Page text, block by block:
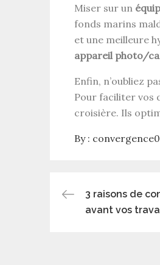
Miser sur un
fonds marins
et une meilleure
appareil photo/
Enfin, n’oubliez
Pour faciliter vos
croisière. Ils
By :
3 raisons de
avant vos